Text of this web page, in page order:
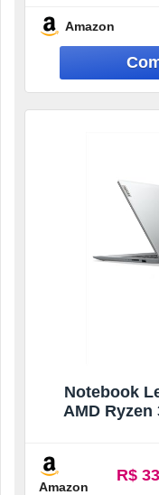
Amazon
Notebook
AMD Ryzen
Amazon
R$